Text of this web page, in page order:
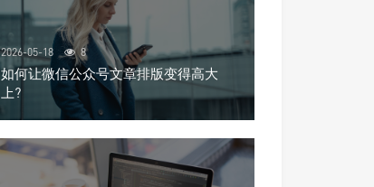
2026-05-18 8
如何让微信公众号文章排版变得高大
上?